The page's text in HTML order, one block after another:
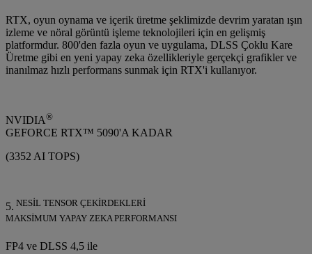
RTX, oyun oynama ve içerik üretme şeklimizde devrim yaratan ışın
izleme ve nöral görüntü işleme teknolojileri için en gelişmiş
platformdur. 800'den fazla oyun ve uygulama, DLSS Çoklu Kare
Üretme gibi en yeni yapay zeka özellikleriyle gerçekçi grafikler ve
inanılmaz hızlı performans sunmak için RTX'i kullanıyor.
NVIDIA®
GEFORCE RTX™ 5090'A KADAR
(3352 AI TOPS)
5. NESİL TENSOR ÇEKİRDEKLERİ
MAKSİMUM YAPAY ZEKA PERFORMANSI
FP4 ve DLSS 4,5 ile